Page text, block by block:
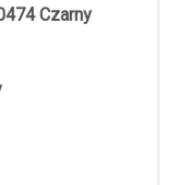
Czarny